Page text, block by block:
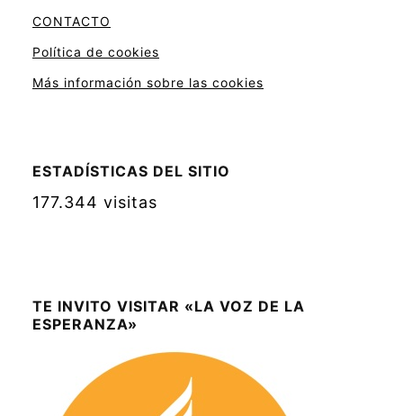
CONTACTO
Política de cookies
Más información sobre las cookies
ESTADÍSTICAS DEL SITIO
177.344 visitas
TE INVITO VISITAR «LA VOZ DE LA
ESPERANZA»